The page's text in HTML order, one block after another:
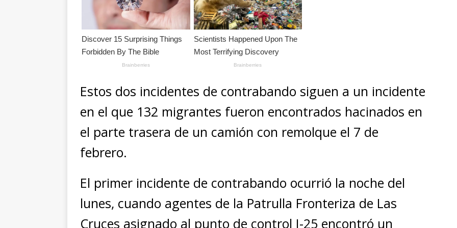
Estos dos incidentes de contrabando siguen a un incidente
en el que 132 migrantes fueron encontrados hacinados en
el parte trasera de un camión con remolque el 7 de
febrero.
El primer incidente de contrabando ocurrió la noche del
lunes, cuando agentes de la Patrulla Fronteriza de Las
Cruces asignado al punto de control I-25 encontró un